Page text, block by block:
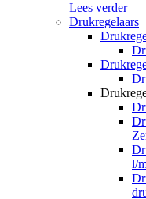
Lees verder
Drukregelaars
l/